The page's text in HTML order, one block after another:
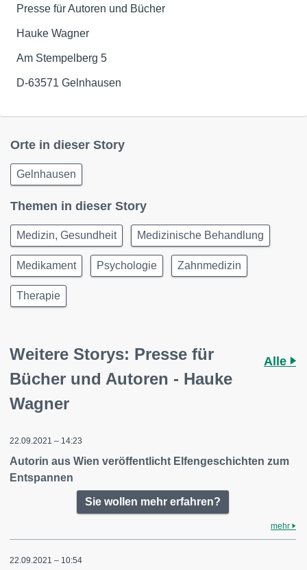
Presse für Autoren und Bücher
Hauke Wagner
Am Stempelberg 5
D-63571 Gelnhausen
Orte in dieser Story
Gelnhausen
Themen in dieser Story
Medizin, Gesundheit Medizinische Behandlung
Medikament Psychologie Zahnmedizin
Therapie
Weitere Storys: Presse für
Bücher und Autoren - Hauke
Wagner
Alle
22.09.2021 – 14:23
Autorin aus Wien veröffentlicht Elfengeschichten zum
Entspannen
Sie wollen mehr erfahren?
mehr
22.09.2021 – 10:54